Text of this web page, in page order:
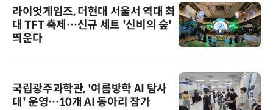
라이엇게임즈, 더현대 서울서 역대 최
대 TFT 축제…신규 세트 '신비의 숲'
띄운다
국립광주과학관, '여름방학 AI 탐사
대' 운영…10개 AI 동아리 참가